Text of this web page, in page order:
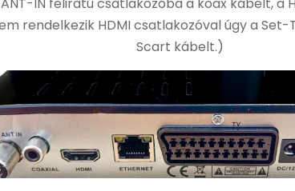
IN feliratú csatlakozóba a koax kábelt, a
rendelkezik HDMI csatlakozóval úgy a
Scart kábelt.)